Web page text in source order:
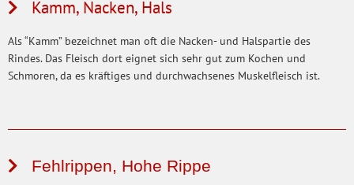
Kamm, Nacken, Hals
Als “Kamm” bezeichnet man oft die Nacken- und Halspartie des
Rindes. Das Fleisch dort eignet sich sehr gut zum Kochen und
Schmoren, da es kräftiges und durchwachsenes Muskelfleisch ist.
Fehlrippen, Hohe Rippe